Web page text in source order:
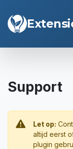
Support
Let op:
altijd eerst
plugin